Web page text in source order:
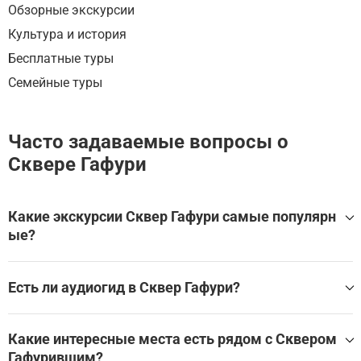
Обзорные экскурсии
Культура и история
Бесплатные туры
Семейные туры
Часто задаваемые вопросы о
Сквере Гафури
Какие экскурсии Сквер Гафури самые популярн
ые?
Городские легенды Уфы
Есть ли аудиогид в Сквер Гафури?
торый помогает самостоятельно изучить главные залы,
экспонаты и историю достопримечательности без экск
Какие интересные места есть рядом с Сквером
Гафурившим?